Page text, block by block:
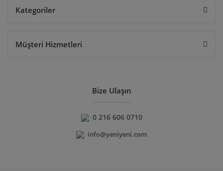
Kategoriler
Müşteri Hizmetleri
Bize Ulaşın
0 216 606 0710
info@yeniyeni.com